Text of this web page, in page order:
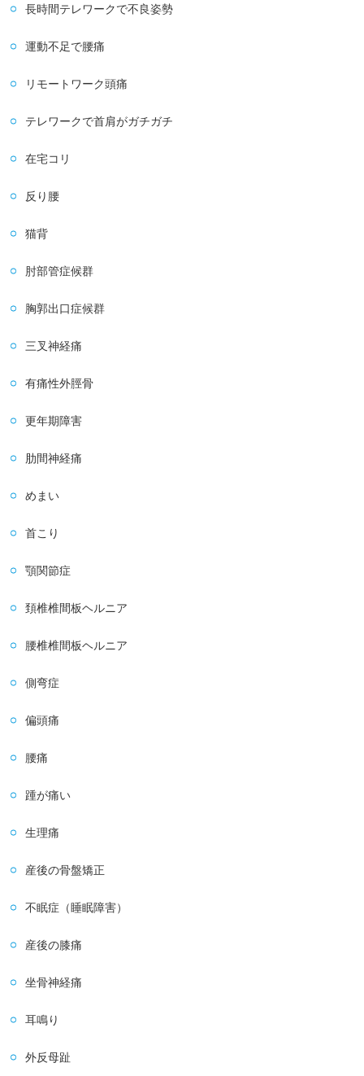
長時間テレワークで不良姿勢
運動不足で腰痛
リモートワーク頭痛
テレワークで首肩がガチガチ
在宅コリ
反り腰
猫背
肘部管症候群
胸郭出口症候群
三叉神経痛
有痛性外脛骨
更年期障害
肋間神経痛
めまい
首こり
顎関節症
頚椎椎間板ヘルニア
腰椎椎間板ヘルニア
側弯症
偏頭痛
腰痛
踵が痛い
生理痛
産後の骨盤矯正
不眠症（睡眠障害）
産後の膝痛
坐骨神経痛
耳鳴り
外反母趾